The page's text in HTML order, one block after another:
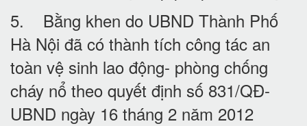
5. Bằng khen do UBND Thành Phố
Hà Nội đã có thành tích công tác an
toàn vệ sinh lao động- phòng chống
cháy nổ theo quyết định số 831/QĐ-
UBND ngày 16 tháng 2 năm 2012